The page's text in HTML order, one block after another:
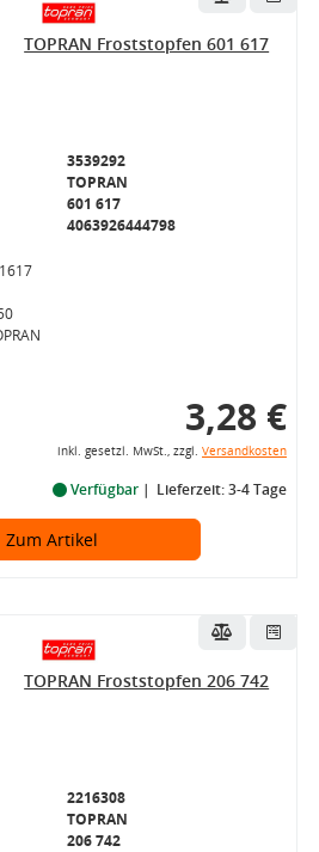
TOPRAN Froststopfen 601 617
3539292
TOPRAN
601 617
4063926444798
3,28 €
inkl. gesetzl. MwSt., zzgl. Versandkosten
Verfügbar Lieferzeit: 3-4 Tage
Zum Artikel
TOPRAN Froststopfen 206 742
2216308
TOPRAN
206 742